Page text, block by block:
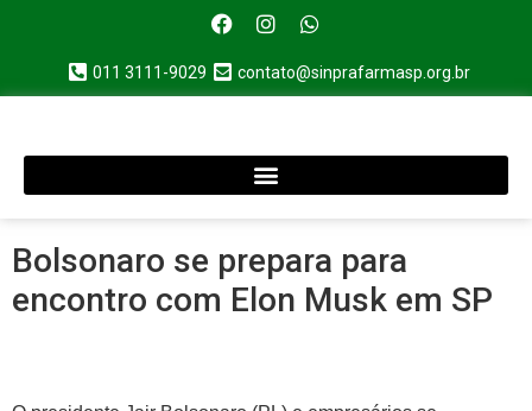
011 3111-9029 contato@sinprafarmasp.org.br
Bolsonaro se prepara para
encontro com Elon Musk em SP